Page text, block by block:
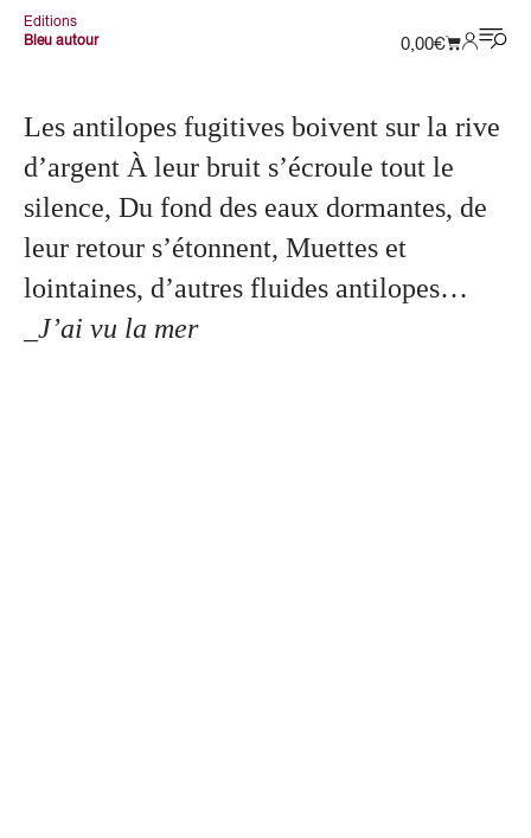
Editions
Bleu autour
0,00€
Les antilopes fugitives boivent sur la rive
d’argent À leur bruit s’écroule tout le
silence, Du fond des eaux dormantes, de
leur retour s’étonnent, Muettes et
lointaines, d’autres fluides antilopes…
_J’ai vu la mer